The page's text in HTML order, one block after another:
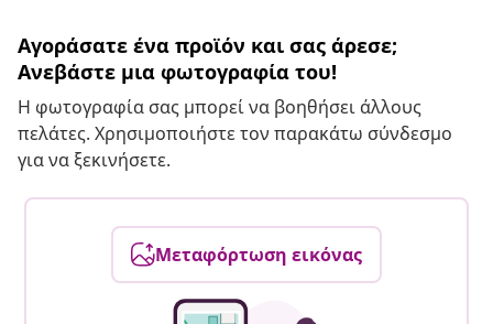
Αγοράσατε ένα προϊόν και σας άρεσε;
Ανεβάστε μια φωτογραφία του!
Η φωτογραφία σας μπορεί να βοηθήσει άλλους
πελάτες. Χρησιμοποιήστε τον παρακάτω σύνδεσμο
για να ξεκινήσετε.
Μεταφόρτωση εικόνας